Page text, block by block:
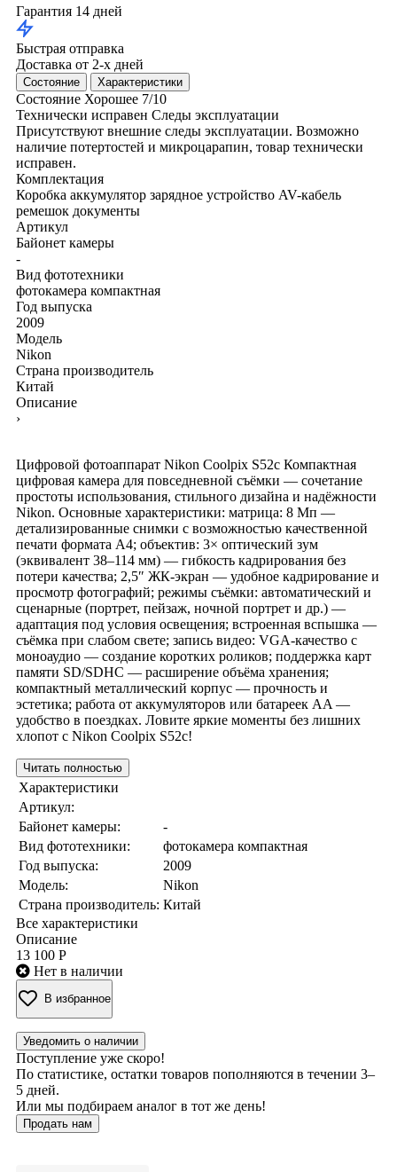
Гарантия 14 дней
Быстрая отправка
Доставка от 2-х дней
Состояние Характеристики
Состояние Хорошее 7/10
Технически исправен Следы эксплуатации
Присутствуют внешние следы эксплуатации. Возможно
наличие потертостей и микроцарапин, товар технически
исправен.
Комплектация
Коробка аккумулятор зарядное устройство AV-кабель
ремешок документы
Артикул
Байонет камеры
-
Вид фототехники
фотокамера компактная
Год выпуска
2009
Модель
Nikon
Страна производитель
Китай
Описание
›
Цифровой фотоаппарат Nikon Coolpix S52c Компактная
цифровая камера для повседневной съёмки — сочетание
простоты использования, стильного дизайна и надёжности
Nikon. Основные характеристики: матрица: 8 Мп —
детализированные снимки с возможностью качественной
печати формата А4; объектив: 3× оптический зум
(эквивалент 38–114 мм) — гибкость кадрирования без
потери качества; 2,5″ ЖК‑экран — удобное кадрирование и
просмотр фотографий; режимы съёмки: автоматический и
сценарные (портрет, пейзаж, ночной портрет и др.) —
адаптация под условия освещения; встроенная вспышка —
съёмка при слабом свете; запись видео: VGA‑качество с
моноаудио — создание коротких роликов; поддержка карт
памяти SD/SDHC — расширение объёма хранения;
компактный металлический корпус — прочность и
эстетика; работа от аккумуляторов или батареек AA —
удобство в поездках. Ловите яркие моменты без лишних
хлопот с Nikon Coolpix S52c!
Читать полностью
Характеристики
Артикул:
Байонет камеры:
-
Вид фототехники:
фотокамера компактная
Год выпуска:
2009
Модель:
Nikon
Страна производитель: Китай
Все характеристики
Описание
13 100 Р
Нет в наличии
В избранное
Уведомить о наличии
Поступление уже скоро!
По статистике, остатки товаров пополняются в течении 3–
5 дней.
Или мы подбираем аналог в тот же день!
Продать нам